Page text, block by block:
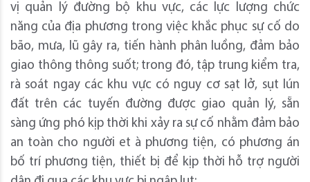
vị quản lý đường bộ khu vực, các lực lượng chức
năng của địa phương trong việc khắc phục sự cố do
bão, mưa, lũ gây ra, tiến hành phân luồng, đảm bảo
giao thông thông suốt; trong đó, tập trung kiểm tra,
rà soát ngay các khu vực có nguy cơ sạt lở, sụt lún
đất trên các tuyến đường được giao quản lý, sẵn
sàng ứng phó kịp thời khi xảy ra sự cố nhằm đảm bảo
an toàn cho người et à phương tiện, có phương án
bố trí phương tiện, thiết bị để kịp thời hỗ trợ người